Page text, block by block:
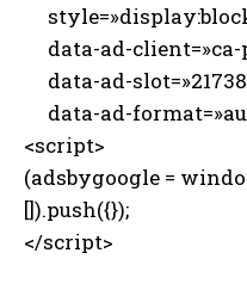
data-ad-client=»ca-
data-ad-
data-ad-
<script>
(adsbygoogle =
[]).push({});
</script>